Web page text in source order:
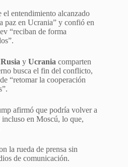
el entendimiento alcanzado
paz en Ucrania” y confió en
“reciban de forma
Rusia y Ucrania comparten
busca el fin del conflicto,
“retomar la cooperación
afirmó que podría volver a
en Moscú, lo que,
la rueda de prensa sin
de comunicación.